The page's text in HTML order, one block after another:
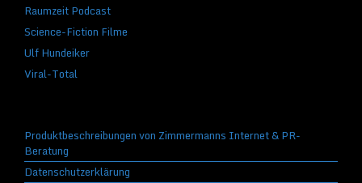
Raumzeit Podcast
Science-Fiction Filme
Ulf Hundeiker
Viral-Total
Produktbeschreibungen von Zimmermanns Internet & PR-
Beratung
Datenschutzerklärung